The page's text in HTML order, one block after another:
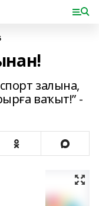
залына,
ваҡыт!” -